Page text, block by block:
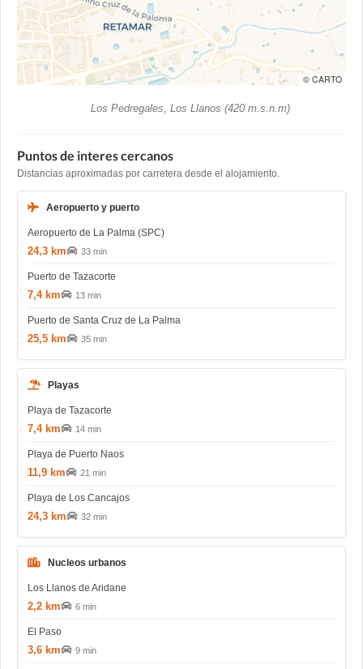
© CARTO
Los Pedregales, Los Llanos (420 m.s.n.m)
Puntos de interes cercanos
Distancias aproximadas por carretera desde el alojamiento.
Aeropuerto y puerto
Aeropuerto de La Palma (SPC)
24,3 km 33 min
Puerto de Tazacorte
7,4 km 13 min
Puerto de Santa Cruz de La Palma
25,5 km 35 min
Playas
Playa de Tazacorte
7,4 km 14 min
Playa de Puerto Naos
11,9 km 21 min
Playa de Los Cancajos
24,3 km 32 min
Nucleos urbanos
Los Llanos de Aridane
2,2 km 6 min
El Paso
3,6 km 9 min